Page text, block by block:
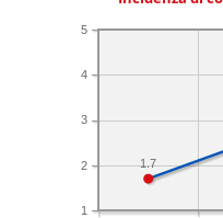
1
2
3
4
5
1.7